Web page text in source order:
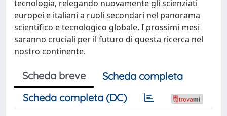
tecnologia, relegando nuovamente gli scienziati
europei e italiani a ruoli secondari nel panorama
scientifico e tecnologico globale. I prossimi mesi
saranno cruciali per il futuro di questa ricerca nel
nostro continente.
Scheda breve
Scheda completa
Scheda completa (DC)